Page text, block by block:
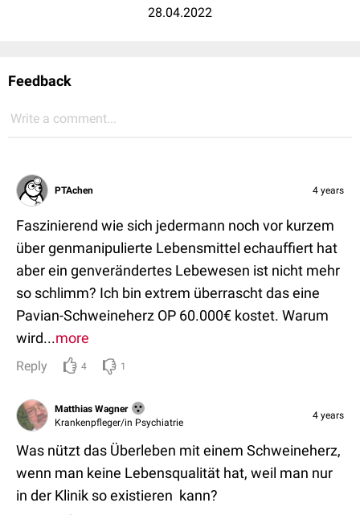
28.04.2022
Feedback
Write a comment...
PTAchen 4 years
Faszinierend wie sich jedermann noch vor kurzem
über genmanipulierte Lebensmittel echauffiert hat
aber ein genverändertes Lebewesen ist nicht mehr
so schlimm? Ich bin extrem überrascht das eine
Pavian-Schweineherz OP 60.000€ kostet. Warum
wird...more
Reply 4 1
Matthias Wagner
Krankenpfleger/in Psychiatrie
4 years
Was nützt das Überleben mit einem Schweineherz,
wenn man keine Lebensqualität hat, weil man nur
in der Klinik so existieren kann?